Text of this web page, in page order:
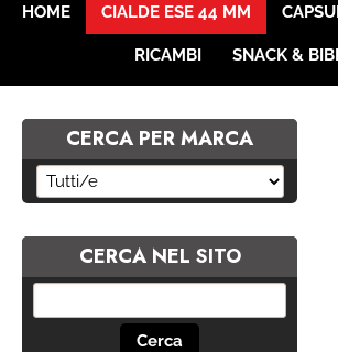
HOME CIALDE ESE 44 MM
RICAMBI SNACK &
CERCA PER MARCA
CERCA NEL SITO